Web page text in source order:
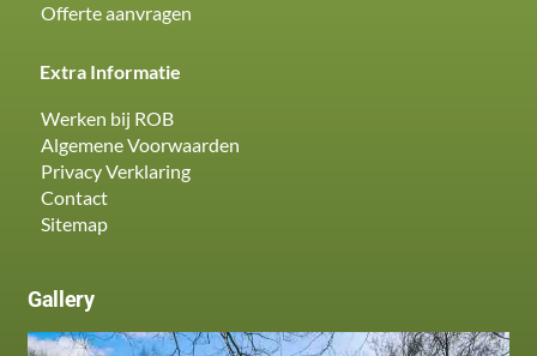
Offerte aanvragen
Extra Informatie
Werken bij ROB
Algemene Voorwaarden
Privacy Verklaring
Contact
Sitemap
Gallery